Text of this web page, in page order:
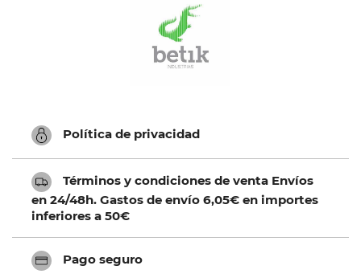
Política de privacidad
Términos y condiciones de venta Envíos
en 24/48h. Gastos de envío 6,05€ en importes
inferiores a 50€
Pago seguro